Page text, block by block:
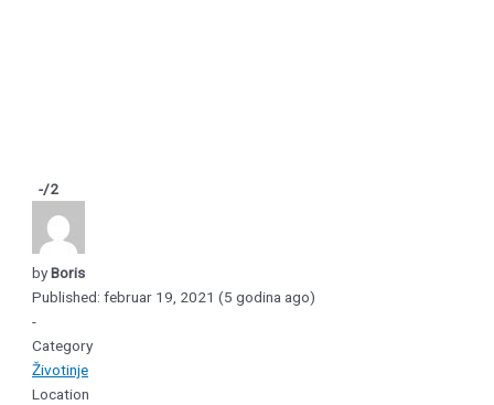
-/2
byBoris
Published: februar 19, 2021 (5 godina ago)
-
Category
Životinje
Location